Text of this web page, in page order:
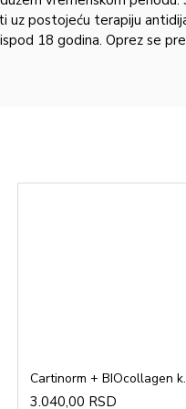
uz postojeću terapiju
18 godina. Oprez
3.040,00 RSD